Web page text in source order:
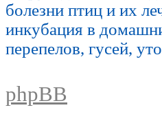
болезни птиц и их
инкубация в
перепелов, гусей,
phpBB